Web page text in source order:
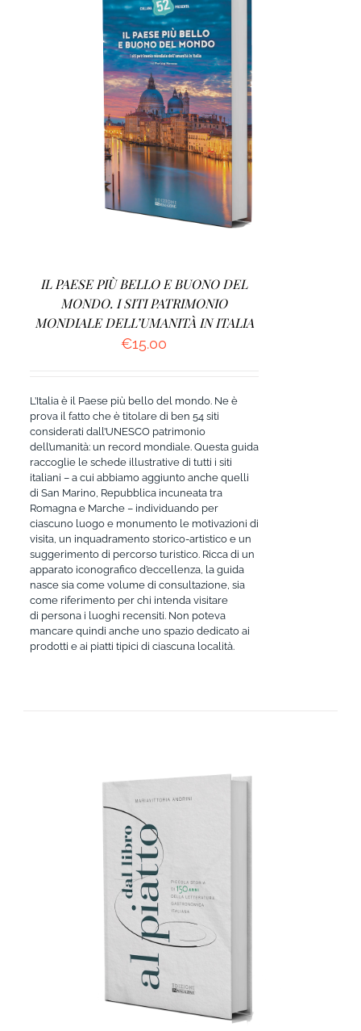
AGGIUNGI AL CARRELLO /
IL PAESE PIÙ BELLO E BUONO DEL
MONDO. I SITI PATRIMONIO
MONDIALE DELL’UMANITÀ IN ITALIA
€15.00
L’Italia è il Paese più bello del mondo. Ne è
prova il fatto che è titolare di ben 54 siti
considerati dall’UNESCO patrimonio
dell’umanità: un record mondiale. Questa guida
raccoglie le schede illustrative di tutti i siti
italiani – a cui abbiamo aggiunto anche quelli
di San Marino, Repubblica incuneata tra
Romagna e Marche – individuando per
ciascuno luogo e monumento le motivazioni di
visita, un inquadramento storico-artistico e un
suggerimento di percorso turistico. Ricca di un
apparato iconografico d’eccellenza, la guida
nasce sia come volume di consultazione, sia
come riferimento per chi intenda visitare
di persona i luoghi recensiti. Non poteva
mancare quindi anche uno spazio dedicato ai
prodotti e ai piatti tipici di ciascuna località.
AGGIUNGI AL CARRELLO